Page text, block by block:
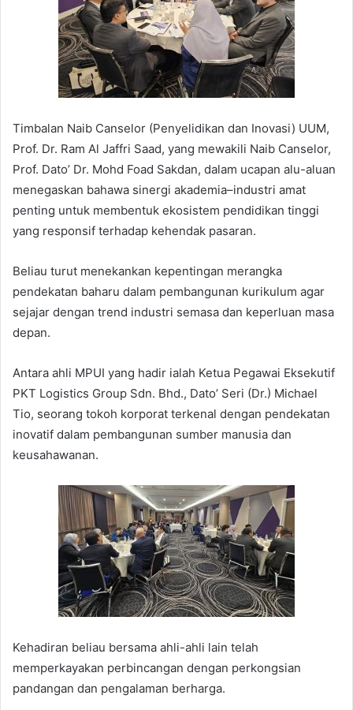
Timbalan Naib Canselor (Penyelidikan dan Inovasi) UUM,
Prof. Dr. Ram Al Jaffri Saad, yang mewakili Naib Canselor,
Prof. Dato’ Dr. Mohd Foad Sakdan, dalam ucapan alu-aluan
menegaskan bahawa sinergi akademia–industri amat
penting untuk membentuk ekosistem pendidikan tinggi
yang responsif terhadap kehendak pasaran.
Beliau turut menekankan kepentingan merangka
pendekatan baharu dalam pembangunan kurikulum agar
sejajar dengan trend industri semasa dan keperluan masa
depan.
Antara ahli MPUI yang hadir ialah Ketua Pegawai Eksekutif
PKT Logistics Group Sdn. Bhd., Dato’ Seri (Dr.) Michael
Tio, seorang tokoh korporat terkenal dengan pendekatan
inovatif dalam pembangunan sumber manusia dan
keusahawanan.
Kehadiran beliau bersama ahli-ahli lain telah
memperkayakan perbincangan dengan perkongsian
pandangan dan pengalaman berharga.